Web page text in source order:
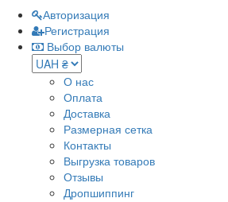
Авторизация
Регистрация
Выбор валюты
О нас
Оплата
Доставка
Размерная сетка
Контакты
Выгрузка товаров
Отзывы
Дропшиппинг